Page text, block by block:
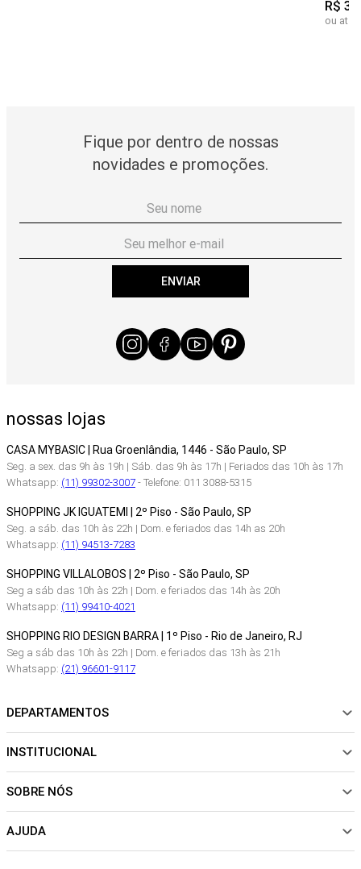
R$
ou até
Fique por dentro de nossas
novidades e promoções.
ENVIAR
nossas lojas
CASA MYBASIC | Rua Groenlândia, 1446 - São Paulo, SP
Seg. a sex. das 9h às 19h | Sáb. das 9h às 17h | Feriados das 10h às 17h
Whatsapp: (11) 99302-3007- Telefone: 011 3088-5315
SHOPPING JK IGUATEMI | 2º Piso - São Paulo, SP
Seg. a sáb. das 10h às 22h | Dom. e feriados das 14h as 20h
Whatsapp: (11) 94513-7283
SHOPPING VILLALOBOS | 2º Piso - São Paulo, SP
Seg a sáb das 10h às 22h | Dom. e feriados das 14h às 20h
Whatsapp: (11) 99410-4021
SHOPPING RIO DESIGN BARRA | 1º Piso - Rio de Janeiro, RJ
Seg a sáb das 10h às 22h | Dom. e feriados das 13h às 21h
Whatsapp: (21) 96601-9117
DEPARTAMENTOS
NOVIDADES
CALÇADOS
INSTITUCIONAL
Sobre Nós
Sustentabilidade
SOBRE NÓS
Política de pagamento
AJUDA